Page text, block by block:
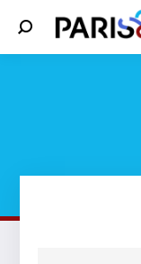
Search: